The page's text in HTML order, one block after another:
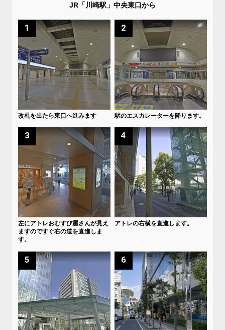
JR「川崎駅」中央東口から
1
改札を出たら東口へ進みます
2
駅のエスカレーターを降ります。
3
左にアトレおむすび屋さんが見え
ますのですぐ右の道を直進しま
す。
4
アトレの右横を直進します。
5 6